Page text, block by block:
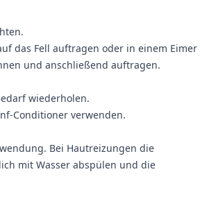
das Fell auftragen oder in einem Eimer
und anschließend auftragen.
wiederholen.
Conditioner verwenden.
Bei Hautreizungen die
mit Wasser abspülen und die